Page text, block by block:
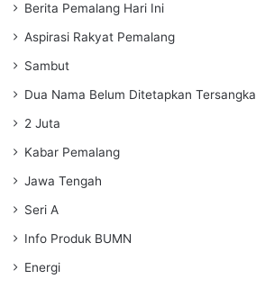
Berita Pemalang Hari Ini
Aspirasi Rakyat Pemalang
Sambut
Dua Nama Belum Ditetapkan Tersangka
2 Juta
Kabar Pemalang
Jawa Tengah
Seri A
Info Produk BUMN
Energi